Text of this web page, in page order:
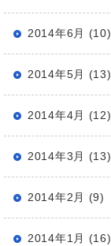
2014年6月 (10)
2014年5月 (13)
2014年4月 (12)
2014年3月 (13)
2014年2月 (9)
2014年1月 (16)